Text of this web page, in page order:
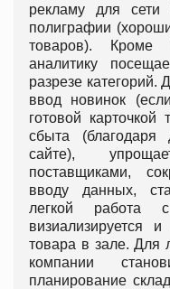
рекламу для
полиграфии
товаров). Кроме
аналитику
разрезе категорий.
ввод новинок
готовой карточкой
сбыта (благодаря
сайте),
поставщиками,
вводу данных,
легкой работа
визиализируется
товара в зале. Для
компании
планирование